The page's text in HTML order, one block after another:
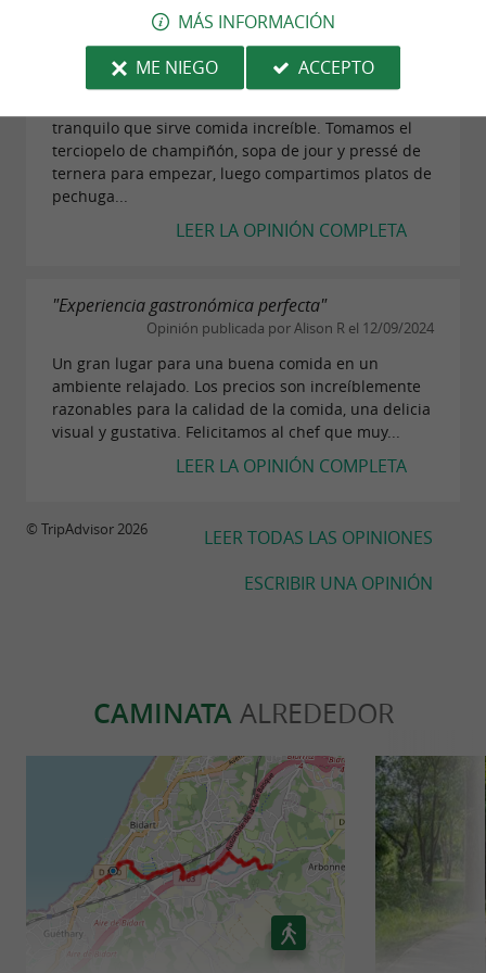
que combina relax, deporte y
descubrimiento.
ENCUÉNTRELO ENEL BLOG DE
GUIDE DU PAYS BASQUE...
Opinión publicada por Z2285NLjamesm
(Lancing, Reino Unido) el 16/10/2024
tranquilo que sirve comida increíble. Tomamos el
terciopelo de champiñón, sopa de jour y pressé de
ternera para empezar, luego compartimos platos de
pechuga...
LEER LA OPINIÓN COMPLETA
"Experiencia gastronómica perfecta"
Opinión publicada por Alison R el 12/09/2024
Un gran lugar para una buena comida en un
ambiente relajado. Los precios son increíblemente
razonables para la calidad de la comida, una delicia
visual y gustativa. Felicitamos al chef que muy...
LEER LA OPINIÓN COMPLETA
LEER TODAS LAS OPINIONES
ESCRIBIR UNA OPINIÓN
© TripAdvisor 2026
CAMINATAALREDEDOR
MÁS INFORMACIÓN
ME NIEGO
ACCEPTO